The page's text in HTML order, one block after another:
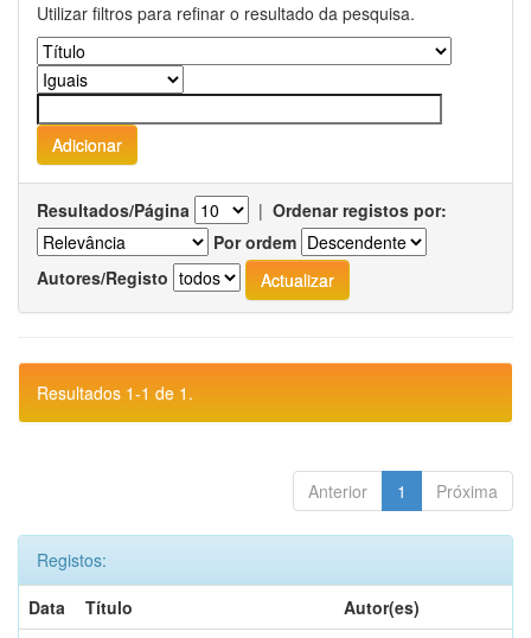
Utilizar filtros para refinar o resultado da pesquisa.
Resultados/Página | Ordenar registos por:
Por ordem
Autores/Registo
Resultados 1-1 de 1.
Anterior 1 Próxima
Registos:
Data
Título
Autor(es)